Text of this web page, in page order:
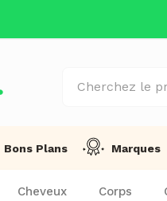
Bons Plans Marques
Cheveux Corps